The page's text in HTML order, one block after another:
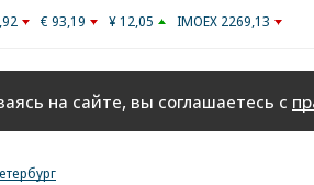
€ 93,19 ¥ 12,05 IMOEX 2269,13
на сайте, вы соглашаетесь с